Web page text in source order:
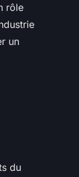
rôle
un
du